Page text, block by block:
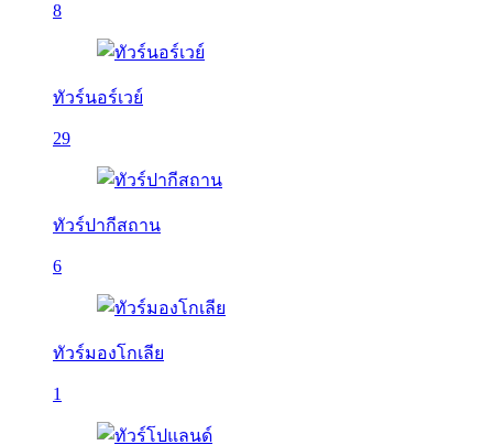
8
ทัวร์นอร์เวย์
29
ทัวร์ปากีสถาน
6
ทัวร์มองโกเลีย
1